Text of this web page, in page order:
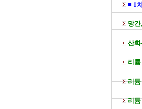
■ 1
망
산화
리
리튬
리